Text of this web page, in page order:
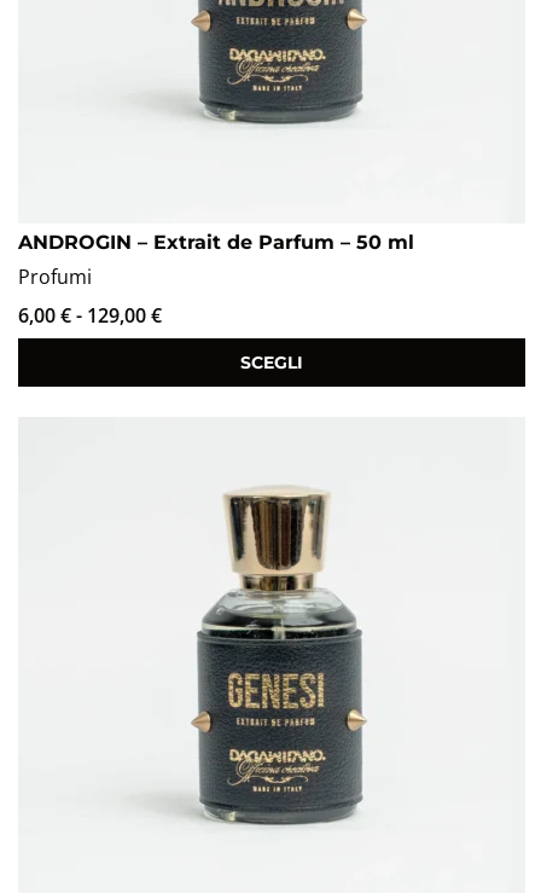
ANDROGIN – Extrait de Parfum – 50 ml
Profumi
6,00€- 129,00€
SCEGLI